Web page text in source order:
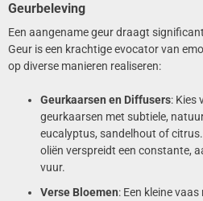
Geurbeleving
Een aangename geur draagt
Geur is een krachtige evocator van
op diverse manieren realiseren:
Geurkaarsen en Diffusers: Kies
geurkaarsen met subtiele,
eucalyptus, sandelhout of
oliën verspreidt een constante,
vuur.
Verse Bloemen: Een kleine